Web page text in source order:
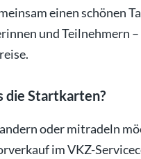
einen schönen
und Teilnehmern
die Startkarten?
oder mitradeln
im VKZ-